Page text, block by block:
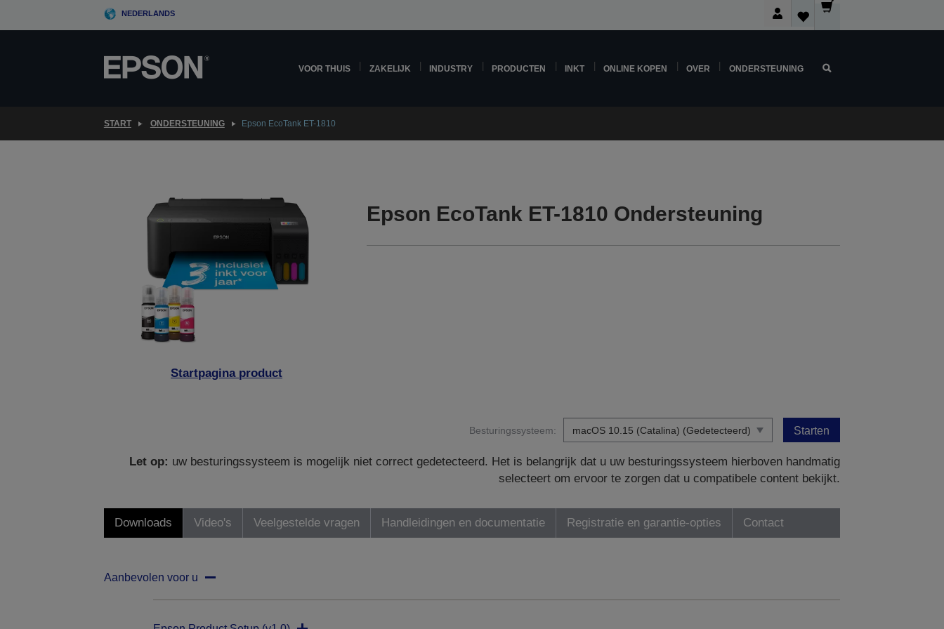
NEDERLANDS
VOOR THUIS ZAKELIJK INDUSTRY PRODUCTEN INKT ONLINE KOPEN OVER ONDERSTEUNING
START ONDERSTEUNING Epson EcoTank ET-1810
Startpagina product
Epson EcoTank ET-1810 Ondersteuning
Besturingssysteem: Starten
Let op: uw besturingssysteem is mogelijk niet correct gedetecteerd. Het is belangrijk dat u uw besturingssysteem hierboven handmatig
selecteert om ervoor te zorgen dat u compatibele content bekijkt.
Downloads Video's Veelgestelde vragen Handleidingen en documentatie Registratie en garantie-opties Contact
Aanbevolen voor u